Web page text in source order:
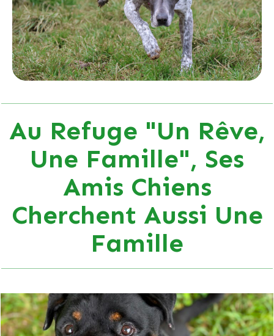
Au Refuge "Un Rêve,
Une Famille", Ses
Amis Chiens
Cherchent Aussi Une
Famille